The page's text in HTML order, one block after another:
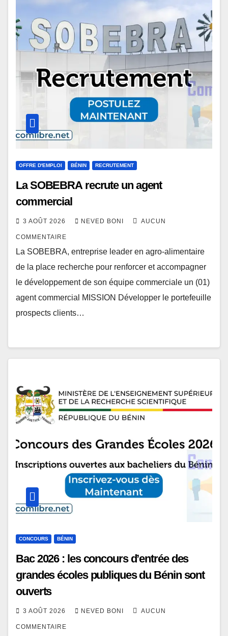
OFFRE D'EMPLOI BÉNIN RECRUTEMENT
La SOBEBRA recrute un agent
commercial
3 AOÛT 2026 NEVED BONI AUCUN
COMMENTAIRE
La SOBEBRA, entreprise leader en agro-alimentaire
de la place recherche pour renforcer et accompagner
le développement de son équipe commerciale un (01)
agent commercial MISSION Développer le portefeuille
prospects clients…
CONCOURS BÉNIN
Bac 2026 : les concours d’entrée des
grandes écoles publiques du Bénin sont
ouverts
3 AOÛT 2026 NEVED BONI AUCUN
COMMENTAIRE